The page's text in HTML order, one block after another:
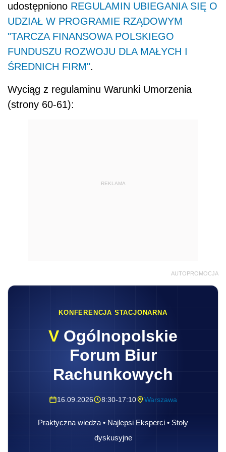
udostępniono REGULAMIN UBIEGANIA SIĘ O
UDZIAŁ W PROGRAMIE RZĄDOWYM
"TARCZA FINANSOWA POLSKIEGO
FUNDUSZU ROZWOJU DLA MAŁYCH I
ŚREDNICH FIRM".
Wyciąg z regulaminu Warunki Umorzenia
(strony 60-61):
REKLAMA
AUTOPROMOCJA
KONFERENCJA STACJONARNA
V Ogólnopolskie
Forum Biur
Rachunkowych
16.09.2026 8:30-17:10 Warszawa
Praktyczna wiedza • Najlepsi Eksperci • Stoły
dyskusyjne